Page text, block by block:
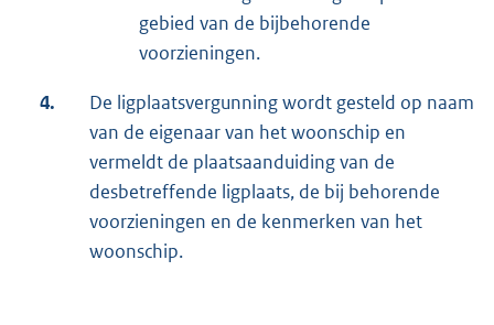
gebied van de bijbehorende
voorzieningen.
4.
De ligplaatsvergunning wordt gesteld op naam
van de eigenaar van het woonschip en
vermeldt de plaatsaanduiding van de
desbetreffende ligplaats, de bij behorende
voorzieningen en de kenmerken van het
woonschip.